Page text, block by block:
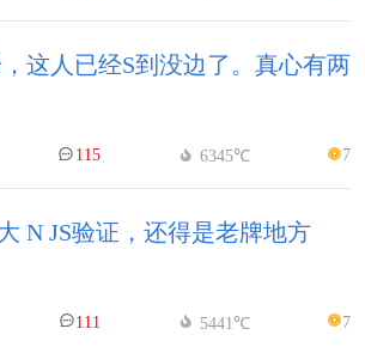
这人已经S到没边了。真心有两
115 6345℃ 7
N JS验证，还得是老牌地方
111 5441℃ 7